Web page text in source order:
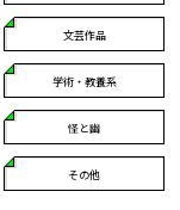
文芸作品
学術・教養系
怪と幽
その他